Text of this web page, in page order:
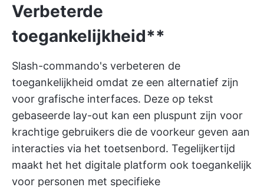
Verbeterde
toegankelijkheid**
Slash-commando's verbeteren de
toegankelijkheid omdat ze een alternatief zijn
voor grafische interfaces. Deze op tekst
gebaseerde lay-out kan een pluspunt zijn voor
krachtige gebruikers die de voorkeur geven aan
interacties via het toetsenbord. Tegelijkertijd
maakt het het digitale platform ook toegankelijk
voor personen met specifieke